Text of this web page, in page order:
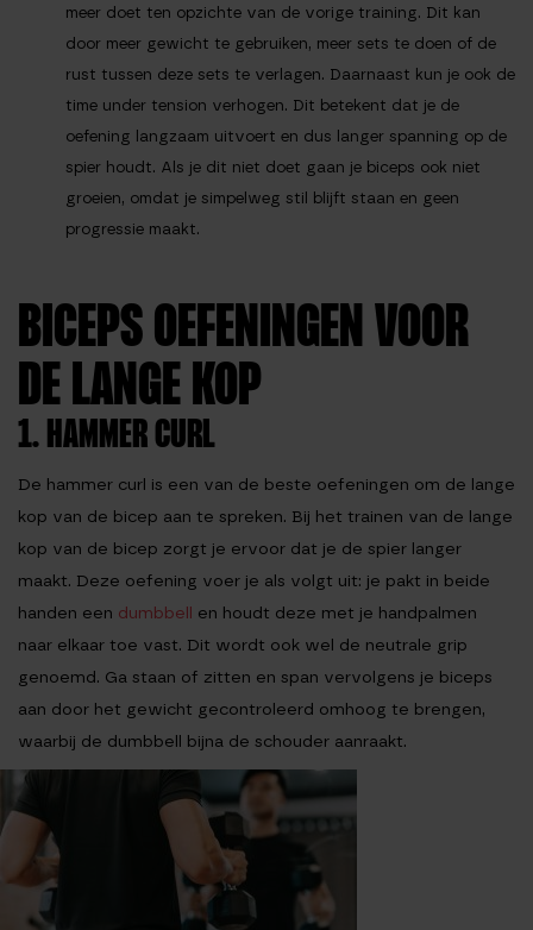
meer doet ten opzichte van de vorige training. Dit kan
door meer gewicht te gebruiken, meer sets te doen of de
rust tussen deze sets te verlagen. Daarnaast kun je ook de
time under tension verhogen. Dit betekent dat je de
oefening langzaam uitvoert en dus langer spanning op de
spier houdt. Als je dit niet doet gaan je biceps ook niet
groeien, omdat je simpelweg stil blijft staan en geen
progressie maakt.
BICEPS OEFENINGEN VOOR
DE LANGE KOP
1. HAMMER CURL
De hammer curl is een van de beste oefeningen om de lange
kop van de bicep aan te spreken. Bij het trainen van de lange
kop van de bicep zorgt je ervoor dat je de spier langer
maakt. Deze oefening voer je als volgt uit: je pakt in beide
handen een dumbbell en houdt deze met je handpalmen
naar elkaar toe vast. Dit wordt ook wel de neutrale grip
genoemd. Ga staan of zitten en span vervolgens je biceps
aan door het gewicht gecontroleerd omhoog te brengen,
waarbij de dumbbell bijna de schouder aanraakt.